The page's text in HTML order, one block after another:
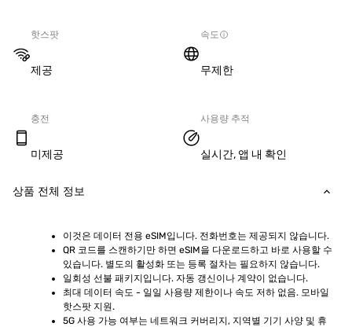
핫스팟
제공
속도
무제한
충전
미제공
사용량 추적
실시간, 앱 내 확인
상품 전체 정보
이것은 데이터 전용 eSIM입니다. 전화번호는 제공되지 않습니다.
QR 코드를 스캔하기만 하면 eSIM을 다운로드하고 바로 사용할 수
있습니다. 별도의 활성화 또는 등록 절차는 필요하지 않습니다.
일회성 선불 패키지입니다. 자동 갱신이나 계약이 없습니다.
최대 데이터 속도 - 일일 사용량 제한이나 속도 저하 없음. 모바일
핫스팟 지원.
5G 사용 가능 여부는 네트워크 커버리지, 지역별 기기 사양 및 휴